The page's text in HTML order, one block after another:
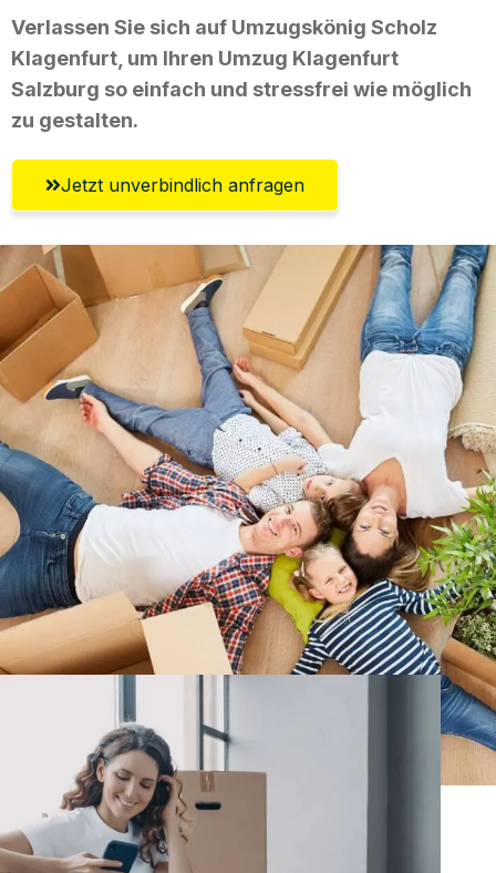
Verlassen Sie sich auf Umzugskönig Scholz
Klagenfurt, um Ihren Umzug Klagenfurt
Salzburg so einfach und stressfrei wie möglich
zu gestalten.
Jetzt unverbindlich anfragen